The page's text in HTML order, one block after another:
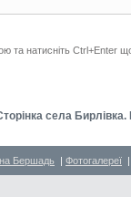
та натисніть Ctrl+Enter
села
Бершадь | Фотогалереї